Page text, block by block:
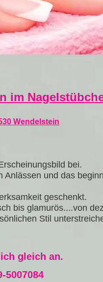
im
Wendelstein
bei.
und das
geschenkt.
bis glamurös....von
Stil
gleich an.
5007084